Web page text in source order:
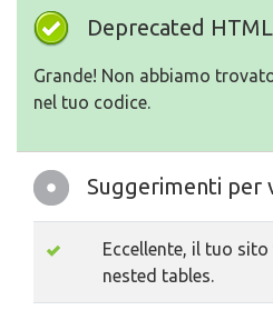
Deprecated HTML
Grande! Non abbiamo
nel tuo codice.
Suggerimenti per
Eccellente, il tuo
nested tables.